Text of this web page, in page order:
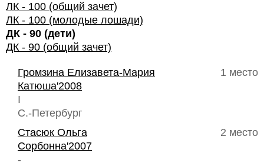
ЛК - 100 (общий зачет)
ЛК - 100 (молодые лошади)
ДК - 90 (дети)
ДК - 90 (общий зачет)
1 место
Громзина Елизавета-Мария
Катюша'2008
I
С.-Петербург
2 место
Стасюк Ольга
Сорбонна'2007
-